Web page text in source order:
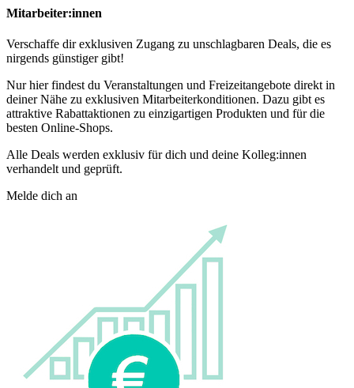
Mitarbeiter:innen
Verschaffe dir exklusiven Zugang zu unschlagbaren Deals, die es
nirgends günstiger gibt!
Nur hier findest du Veranstaltungen und Freizeitangebote direkt in
deiner Nähe zu exklusiven Mitarbeiterkonditionen. Dazu gibt es
attraktive Rabattaktionen zu einzigartigen Produkten und für die
besten Online-Shops.
Alle Deals werden exklusiv für dich und deine Kolleg:innen
verhandelt und geprüft.
Melde dich an